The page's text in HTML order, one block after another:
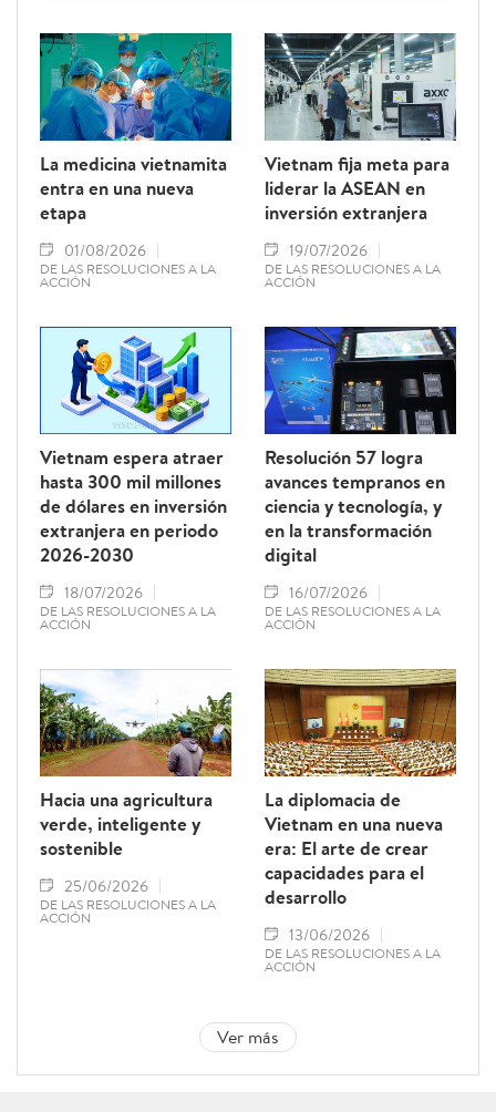
niveles de primaria y secundaria en las
comunas fronterizas terrestres.
La medicina vietnamita
entra en una nueva
etapa
01/08/2026
DE LAS RESOLUCIONES A LA
ACCIÓN
Vietnam fija meta para
liderar la ASEAN en
inversión extranjera
19/07/2026
DE LAS RESOLUCIONES A LA
ACCIÓN
Vietnam espera atraer
hasta 300 mil millones
de dólares en inversión
extranjera en periodo
2026-2030
18/07/2026
DE LAS RESOLUCIONES A LA
ACCIÓN
Resolución 57 logra
avances tempranos en
ciencia y tecnología, y
en la transformación
digital
16/07/2026
DE LAS RESOLUCIONES A LA
ACCIÓN
Hacia una agricultura
verde, inteligente y
sostenible
25/06/2026
DE LAS RESOLUCIONES A LA
ACCIÓN
La diplomacia de
Vietnam en una nueva
era: El arte de crear
capacidades para el
desarrollo
13/06/2026
DE LAS RESOLUCIONES A LA
ACCIÓN
Ver más